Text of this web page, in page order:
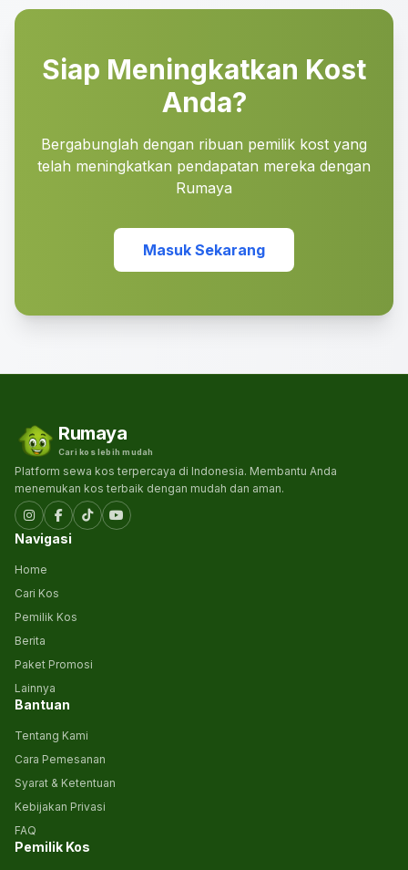
Siap Meningkatkan Kost
Anda?
Bergabunglah dengan ribuan pemilik kost yang
telah meningkatkan pendapatan mereka dengan
Rumaya
Masuk Sekarang
Rumaya
Cari kos lebih mudah
Platform sewa kos terpercaya di Indonesia. Membantu Anda
menemukan kos terbaik dengan mudah dan aman.
Navigasi
Home
Cari Kos
Pemilik Kos
Berita
Paket Promosi
Lainnya
Bantuan
Tentang Kami
Cara Pemesanan
Syarat & Ketentuan
Kebijakan Privasi
FAQ
Pemilik Kos